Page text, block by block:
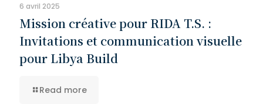
6 avril 2025
Mission créative pour RIDA T.S. :
Invitations et communication visuelle
pour Libya Build
Read more